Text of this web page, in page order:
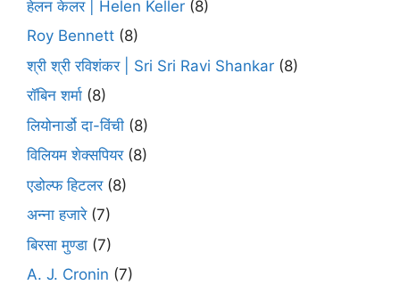
हेलन केलर | Helen Keller (8)
Roy Bennett (8)
श्री श्री रविशंकर | Sri Sri Ravi Shankar (8)
रॉबिन शर्मा (8)
लियोनार्डो दा-विंची (8)
विलियम शेक्सपियर(8)
एडोल्फ हिटलर(8)
अन्ना हजारे(7)
बिरसा मुण्डा (7)
A. J. Cronin (7)